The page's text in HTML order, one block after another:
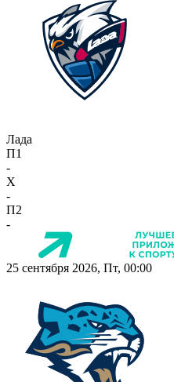
Лада
П1
-
X
-
П2
-
25 сентября 2026, Пт, 00:00